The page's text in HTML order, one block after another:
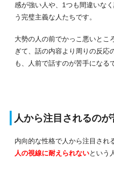
感が強い人や、1つも間違いな
う完璧主義な人たちです。
大勢の人の前でかっこ悪いとこ
ぎて、話の内容より周りの反応
も、人前で話すのが苦手になる
人から注目されるのが
内向的な性格で人から注目され
人の視線に耐えられないという